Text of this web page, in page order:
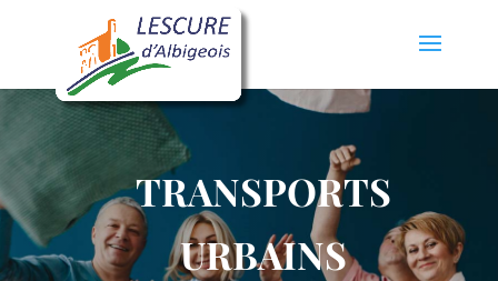
TRANSPORTS
URBAINS